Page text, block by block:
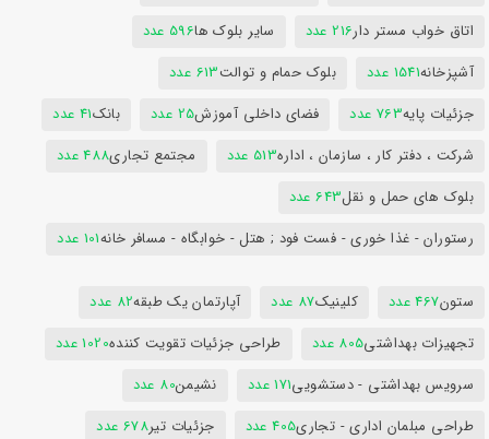
اتاق خواب مستر دار216 عدد سایر بلوک ها596 عدد
آشپزخانه1541 عدد بلوک حمام و توالت613 عدد
جزئیات پایه763 عدد فضای داخلی آموزش25 عدد بانک41 عدد
شرکت ، دفتر کار ، سازمان ، اداره513 عدد مجتمع تجاری488 عدد
بلوک های حمل و نقل643 عدد
رستوران - غذا خوری - فست فود ; هتل - خوابگاه - مسافر خانه101 عدد
ستون467 عدد کلینیک87 عدد آپارتمان یک طبقه82 عدد
تجهیزات بهداشتی805 عدد طراحی جزئیات تقویت کننده1020 عدد
سرویس بهداشتی - دستشویی171 عدد نشیمن80 عدد
طراحی مبلمان اداری - تجاری405 عدد جزئیات تیر678 عدد